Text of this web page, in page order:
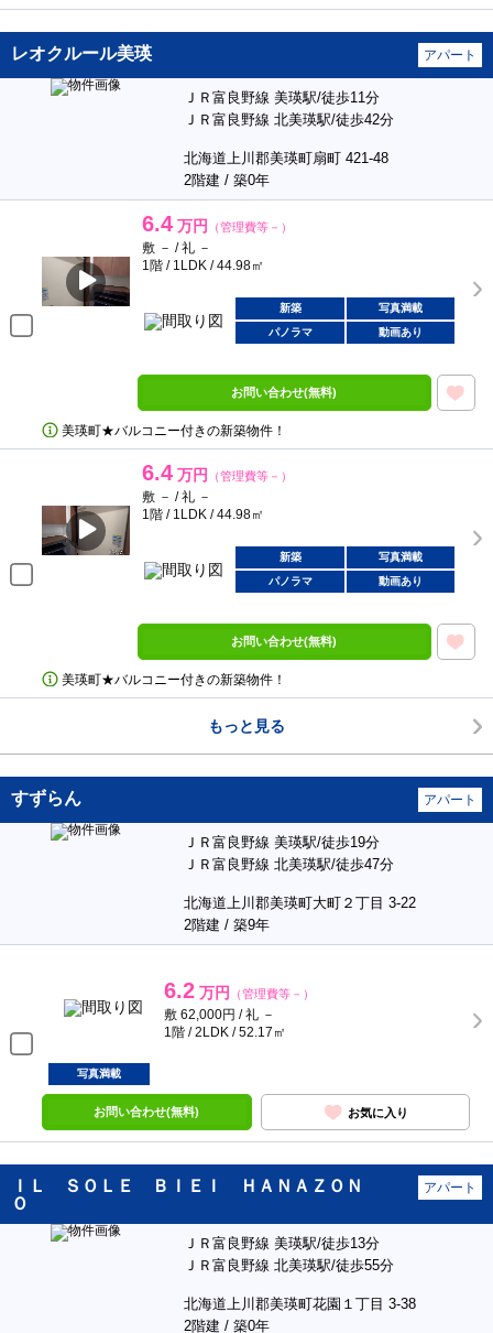
レオクルール美瑛 アパート
ＪＲ富良野線 美瑛駅/徒歩11分
ＪＲ富良野線 北美瑛駅/徒歩42分
北海道上川郡美瑛町扇町 421-48
2階建 / 築0年
6.4 万円 （管理費等－）
敷 － / 礼 －
1階 / 1LDK / 44.98㎡
新築
写真満載
パノラマ
動画あり
お問い合わせ(無料)
美瑛町★バルコニー付きの新築物件！
6.4 万円 （管理費等－）
敷 － / 礼 －
1階 / 1LDK / 44.98㎡
新築
写真満載
パノラマ
動画あり
お問い合わせ(無料)
美瑛町★バルコニー付きの新築物件！
もっと見る
すずらん アパート
ＪＲ富良野線 美瑛駅/徒歩19分
ＪＲ富良野線 北美瑛駅/徒歩47分
北海道上川郡美瑛町大町２丁目 3-22
2階建 / 築9年
6.2 万円 （管理費等－）
敷 62,000円 / 礼 －
1階 / 2LDK / 52.17㎡
写真満載
お問い合わせ(無料) お気に入り
ＩＬ ＳＯＬＥ ＢＩＥＩ ＨＡＮＡＺＯＮ
Ｏ
アパート
ＪＲ富良野線 美瑛駅/徒歩13分
ＪＲ富良野線 北美瑛駅/徒歩55分
北海道上川郡美瑛町花園１丁目 3-38
2階建 / 築0年